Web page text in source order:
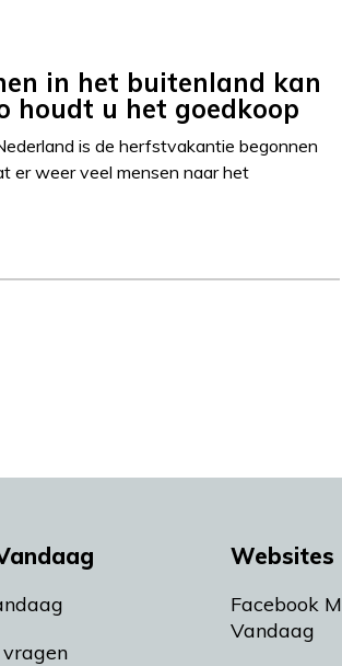
in het buitenland kan
houdt u het goedkoop
is de herfstvakantie begonnen
er weer veel mensen naar het
Websites
Facebook
Vandaag